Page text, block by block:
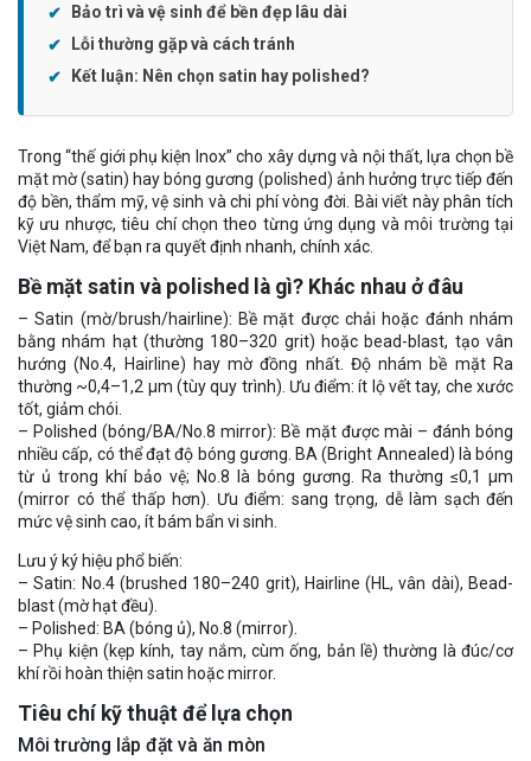
Bảo trì và vệ sinh để bền đẹp lâu dài
Lỗi thường gặp và cách tránh
Kết luận: Nên chọn satin hay polished?
Trong “thế giới phụ kiện Inox” cho xây dựng và nội thất, lựa chọn bề
mặt mờ (satin) hay bóng gương (polished) ảnh hưởng trực tiếp đến
độ bền, thẩm mỹ, vệ sinh và chi phí vòng đời. Bài viết này phân tích
kỹ ưu nhược, tiêu chí chọn theo từng ứng dụng và môi trường tại
Việt Nam, để bạn ra quyết định nhanh, chính xác.
Bề mặt satin và polished là gì? Khác nhau ở đâu
– Satin (mờ/brush/hairline): Bề mặt được chải hoặc đánh nhám
bằng nhám hạt (thường 180–320 grit) hoặc bead-blast, tạo vân
hướng (No.4, Hairline) hay mờ đồng nhất. Độ nhám bề mặt Ra
thường ~0,4–1,2 µm (tùy quy trình). Ưu điểm: ít lộ vết tay, che xước
tốt, giảm chói.
– Polished (bóng/BA/No.8 mirror): Bề mặt được mài – đánh bóng
nhiều cấp, có thể đạt độ bóng gương. BA (Bright Annealed) là bóng
từ ủ trong khí bảo vệ; No.8 là bóng gương. Ra thường ≤0,1 µm
(mirror có thể thấp hơn). Ưu điểm: sang trọng, dễ làm sạch đến
mức vệ sinh cao, ít bám bẩn vi sinh.
Lưu ý ký hiệu phổ biến:
– Satin: No.4 (brushed 180–240 grit), Hairline (HL, vân dài), Bead-
blast (mờ hạt đều).
– Polished: BA (bóng ủ), No.8 (mirror).
– Phụ kiện (kẹp kính, tay nắm, cùm ống, bản lề) thường là đúc/cơ
khí rồi hoàn thiện satin hoặc mirror.
Tiêu chí kỹ thuật để lựa chọn
Môi trường lắp đặt và ăn mòn